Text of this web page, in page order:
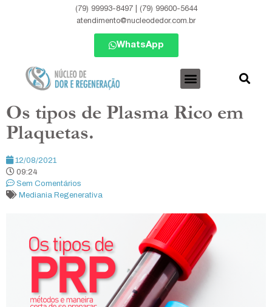
(79) 99993-8497 | (79) 99600-5644
atendimento@nucleodedor.com.br
WhatsApp
Os tipos de Plasma Rico em
Plaquetas.
12/08/2021
09:24
Sem Comentários
Mediania Regenerativa